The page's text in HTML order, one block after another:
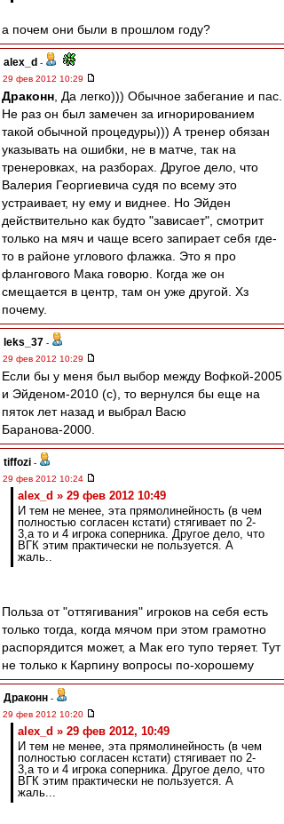
а почем они были в прошлом году?
alex_d -
29 фев 2012 10:29
Драконн , Да легко))) Обычное забегание и пас.
Не раз он был замечен за игнорированием
такой обычной процедуры))) А тренер обязан
указывать на ошибки, не в матче, так на
тренеровках, на разборах. Другое дело, что
Валерия Георгиевича судя по всему это
устраивает, ну ему и виднее. Но Эйден
действительно как будто "зависает", смотрит
только на мяч и чаще всего запирает себя где-
то в районе углового флажка. Это я про
флангового Мака говорю. Когда же он
смещается в центр, там он уже другой. Хз
почему.
leks_37 -
29 фев 2012 10:29
Если бы у меня был выбор между Вофкой-2005
и Эйденом-2010 (с), то вернулся бы еще на
пяток лет назад и выбрал Васю
Баранова-2000.
tiffozi -
29 фев 2012 10:24
alex_d » 29 фев 2012 10:49
И тем не менее, эта прямолинейность (в чем
полностью согласен кстати) стягивает по 2-
3,а то и 4 игрока соперника. Другое дело, что
ВГК этим практически не пользуется. А
жаль..
Польза от "оттягивания" игроков на себя есть
только тогда, когда мячом при этом грамотно
распорядится может, а Мак его тупо теряет. Тут
не только к Карпину вопросы по-хорошему
Драконн -
29 фев 2012 10:20
alex_d » 29 фев 2012, 10:49
И тем не менее, эта прямолинейность (в чем
полностью согласен кстати) стягивает по 2-
3,а то и 4 игрока соперника. Другое дело, что
ВГК этим практически не пользуется. А
жаль...